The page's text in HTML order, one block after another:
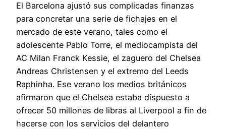
El Barcelona ajustó sus complicadas finanzas
para concretar una serie de fichajes en el
mercado de este verano, tales como el
adolescente Pablo Torre, el mediocampista del
AC Milan Franck Kessie, el zaguero del Chelsea
Andreas Christensen y el extremo del Leeds
Raphinha. Ese verano los medios británicos
afirmaron que el Chelsea estaba dispuesto a
ofrecer 50 millones de libras al Liverpool a fin de
hacerse con los servicios del delantero